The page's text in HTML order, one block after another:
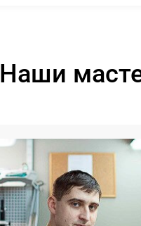
Наши